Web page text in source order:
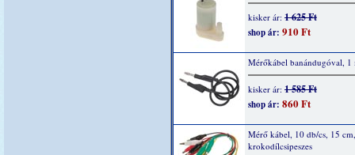
kisker ár: 1 625 Ft
shop ár: 910 Ft
Mérőkábel banándugóval, 1
kisker ár: 1 585 Ft
shop ár: 860 Ft
Mérő kábel, 10 db/cs, 15 cm,
krokodílcsipeszes